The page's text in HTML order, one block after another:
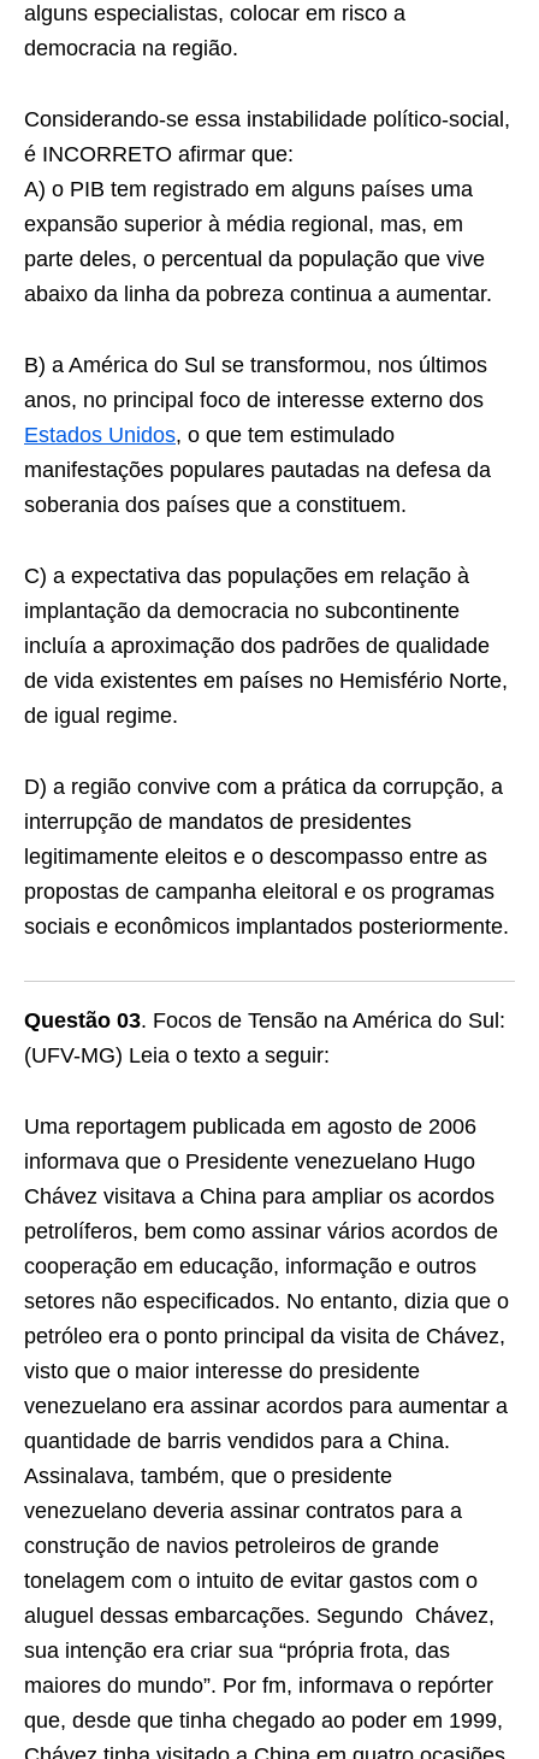
alguns especialistas, colocar em risco a
democracia na região.
Considerando-se essa instabilidade político-social,
é INCORRETO afirmar que:
A) o PIB tem registrado em alguns países uma
expansão superior à média regional, mas, em
parte deles, o percentual da população que vive
abaixo da linha da pobreza continua a aumentar.
B) a América do Sul se transformou, nos últimos
anos, no principal foco de interesse externo dos
Estados Unidos, o que tem estimulado
manifestações populares pautadas na defesa da
soberania dos países que a constituem.
C) a expectativa das populações em relação à
implantação da democracia no subcontinente
incluía a aproximação dos padrões de qualidade
de vida existentes em países no Hemisfério Norte,
de igual regime.
D) a região convive com a prática da corrupção, a
interrupção de mandatos de presidentes
legitimamente eleitos e o descompasso entre as
propostas de campanha eleitoral e os programas
sociais e econômicos implantados posteriormente.
Questão 03. Focos de Tensão na América do Sul:
(UFV-MG) Leia o texto a seguir:
Uma reportagem publicada em agosto de 2006
informava que o Presidente venezuelano Hugo
Chávez visitava a China para ampliar os acordos
petrolíferos, bem como assinar vários acordos de
cooperação em educação, informação e outros
setores não especificados. No entanto, dizia que o
petróleo era o ponto principal da visita de Chávez,
visto que o maior interesse do presidente
venezuelano era assinar acordos para aumentar a
quantidade de barris vendidos para a China.
Assinalava, também, que o presidente
venezuelano deveria assinar contratos para a
construção de navios petroleiros de grande
tonelagem com o intuito de evitar gastos com o
aluguel dessas embarcações. Segundo Chávez,
sua intenção era criar sua “própria frota, das
maiores do mundo”. Por fm, informava o repórter
que, desde que tinha chegado ao poder em 1999,